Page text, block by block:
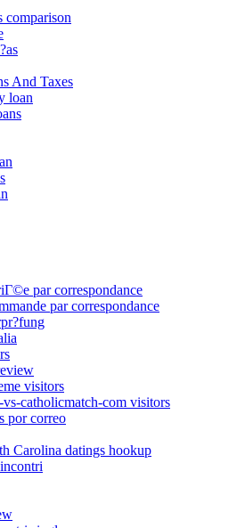
comparison
And Taxes
loan
par correspondance
par correspondance
visitors
catholicmatch-com visitors
por correo
Carolina datings hookup